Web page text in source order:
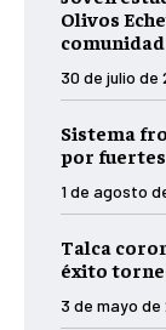
Olivos
30 de julio de
Sistema
por
1 de agosto
Talca
éxito
3 de mayo de